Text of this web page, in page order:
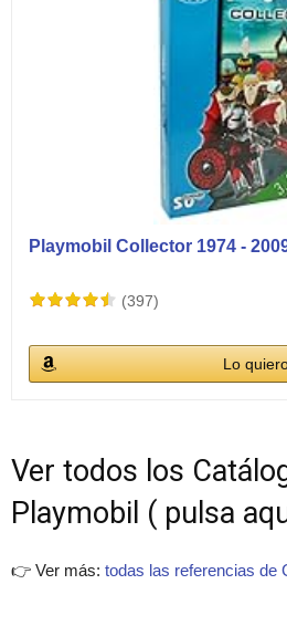
Playmobil Collector 1974 -
(397)
Lo
Ver todos los
Playmobil ( pulsa
👉 Ver más: todas las referencias de